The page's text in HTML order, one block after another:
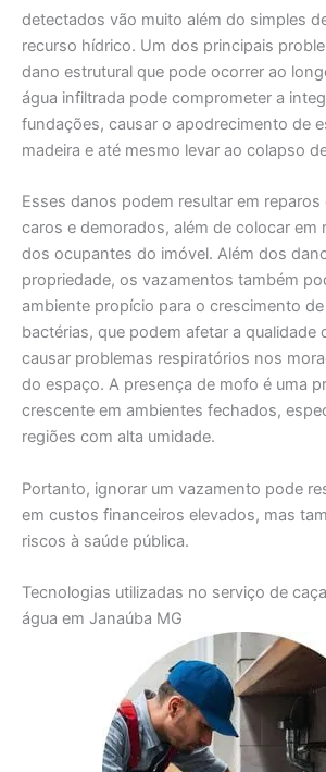
detectados vão muito além do simples
recurso hídrico. Um dos principais
dano estrutural que pode ocorrer ao
água infiltrada pode comprometer a
fundações, causar o apodrecimento de
madeira e até mesmo levar ao colapso
Esses danos podem resultar em
caros e demorados, além de colocar em
dos ocupantes do imóvel. Além dos
propriedade, os vazamentos também
ambiente propício para o crescimento
bactérias, que podem afetar a qualidade
causar problemas respiratórios nos
do espaço. A presença de mofo é uma
crescente em ambientes fechados,
regiões com alta umidade.
Portanto, ignorar um vazamento pode
em custos financeiros elevados, mas
riscos à saúde pública.
Tecnologias utilizadas no serviço de
água em Janaúba MG